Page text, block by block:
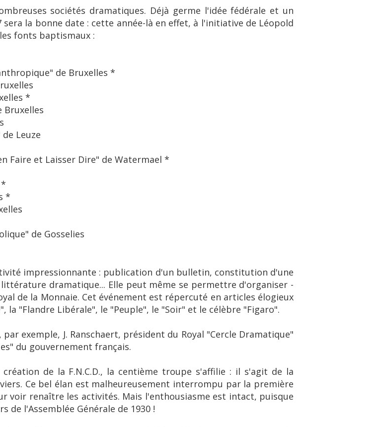
sociétés dramatiques. Déjà germe l'idée fédérale et un
sera la bonne date : cette année-là en effet, à l'initiative de Léopold
fonts baptismaux :
de Bruxelles *
*
Bruxelles
Leuze
Faire et Laisser Dire" de Watermael *
*
de Gosselies
impressionnante : publication d'un bulletin, constitution d'une
dramatique... Elle peut même se permettre d'organiser -
de la Monnaie. Cet événement est répercuté en articles élogieux
la "Flandre Libérale", le "Peuple", le "Soir" et le célèbre "Figaro".
exemple, J. Ranschaert, président du Royal "Cercle Dramatique"
du gouvernement français.
de la F.N.C.D., la centième troupe s'affilie : il s'agit de la
Ce bel élan est malheureusement interrompu par la première
voir renaître les activités. Mais l'enthousiasme est intact, puisque
de l'Assemblée Générale de 1930 !